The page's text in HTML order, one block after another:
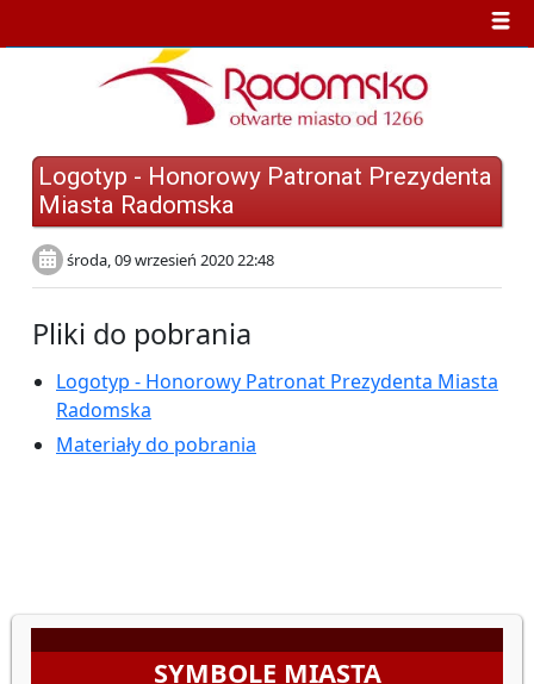
Logotyp - Honorowy Patronat Prezydenta
Miasta Radomska
środa, 09 wrzesień 2020 22:48
Pliki do pobrania
Logotyp - Honorowy Patronat Prezydenta Miasta
Radomska
Materiały do pobrania
SYMBOLE MIASTA